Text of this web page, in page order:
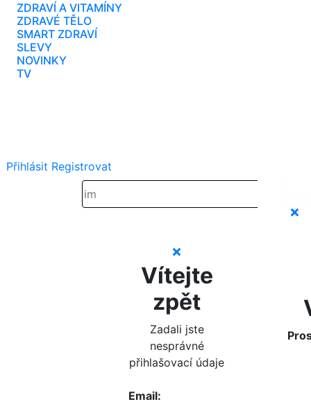
ZDRAVÍ A VITAMÍNY
ZDRAVÉ TĚLO
SMART ZDRAVÍ
SLEVY
NOVINKY
TV
Přihlásit Registrovat
Vítejte
zpět
Zadali jste
nesprávné
přihlašovací údaje
Email: